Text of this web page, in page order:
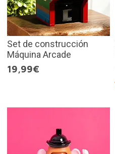
Set de construcción
Máquina Arcade
19,99€